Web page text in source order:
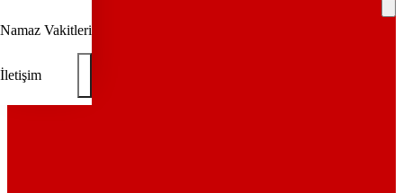
Namaz Vakitleri
İletişim
REKLAM